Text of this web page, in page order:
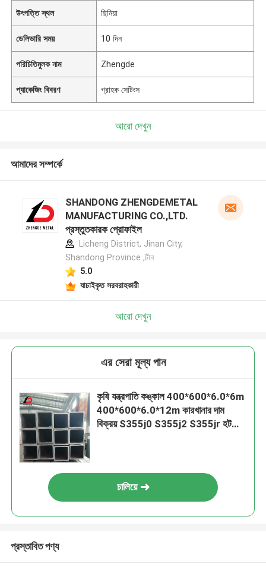
উৎপত্তি স্থল ছিনিয়া
ডেলিভারি সময় 10 দিন
পরিচিতিমুলক নাম Zhengde
প্যাকেজিং বিবরণ গ্রাহক সেটিংস
আরো দেখুন
আমাদের সম্পর্কে
SHANDONG ZHENGDEMETAL
MANUFACTURING CO.,LTD.
প্রস্তুতকারক প্রোফাইল
Licheng District, Jinan City,
Shandong Province ,চীন
5.0
যাচাইকৃত সরবরাহকারী
আরো দেখুন
এর সেরা মূল্য পান
কৃষি যন্ত্রপাতি কঙ্কাল 400*600*6.0*6m
400*600*6.0*12m কারখানার দাম
বিক্রয় S355j0 S355j2 S355jr হট
চালিয়ে
প্রস্তাবিত পণ্য